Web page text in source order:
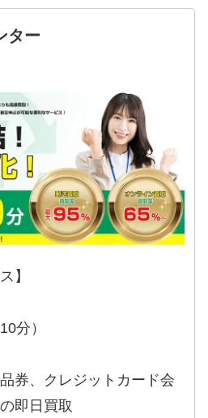
ター
】
分）
券、クレジットカード会
即日買取